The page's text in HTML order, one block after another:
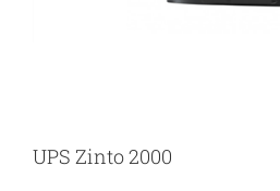
UPS Zinto 2000